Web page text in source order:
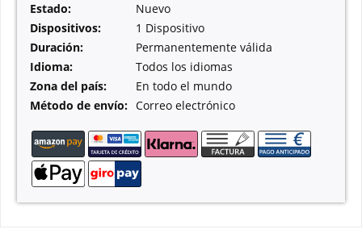
Estado:
Nuevo
Dispositivos:
1 Dispositivo
Duración:
Permanentemente válida
Idioma:
Todos los idiomas
Zona del país:
En todo el mundo
Método de envío: Correo electrónico